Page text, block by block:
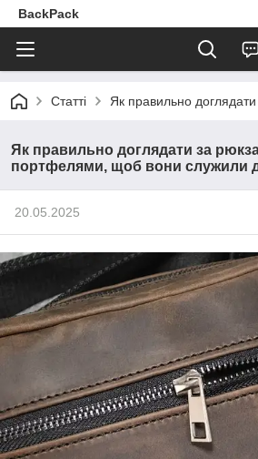
BackPack
Статті Як правильно
Як правильно доглядати за
портфелями, щоб вони служили
20.05.2025